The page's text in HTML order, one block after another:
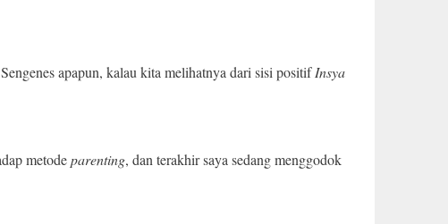
apapun, kalau kita melihatnya dari sisi positifInsya
metodeparenting, dan terakhir saya sedang menggodok